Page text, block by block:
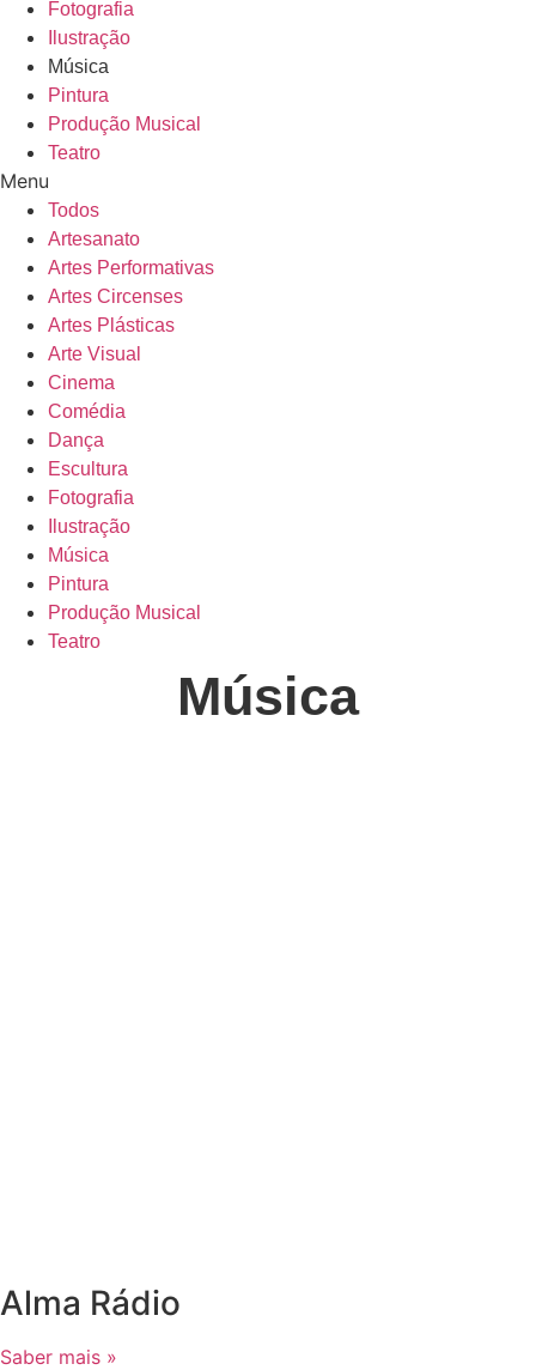
Fotografia
Ilustração
Música
Pintura
Produção Musical
Teatro
Menu
Todos
Artesanato
Artes Performativas
Artes Circenses
Artes Plásticas
Arte Visual
Cinema
Comédia
Dança
Escultura
Fotografia
Ilustração
Música
Pintura
Produção Musical
Teatro
Música
Alma Rádio
Saber mais »